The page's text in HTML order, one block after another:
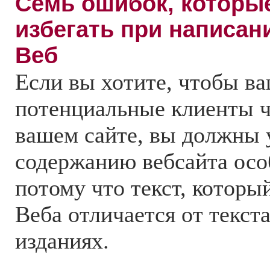
избегать при
Веб
Если вы хотите, чтобы
потенциальные клиенты
вашем сайте, вы должны
содержанию вебсайта
потому что текст,
Веба отличается от
изданиях.